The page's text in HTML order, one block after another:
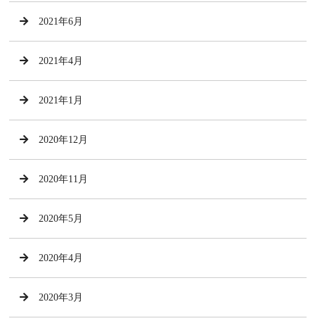
2021年6月
2021年4月
2021年1月
2020年12月
2020年11月
2020年5月
2020年4月
2020年3月